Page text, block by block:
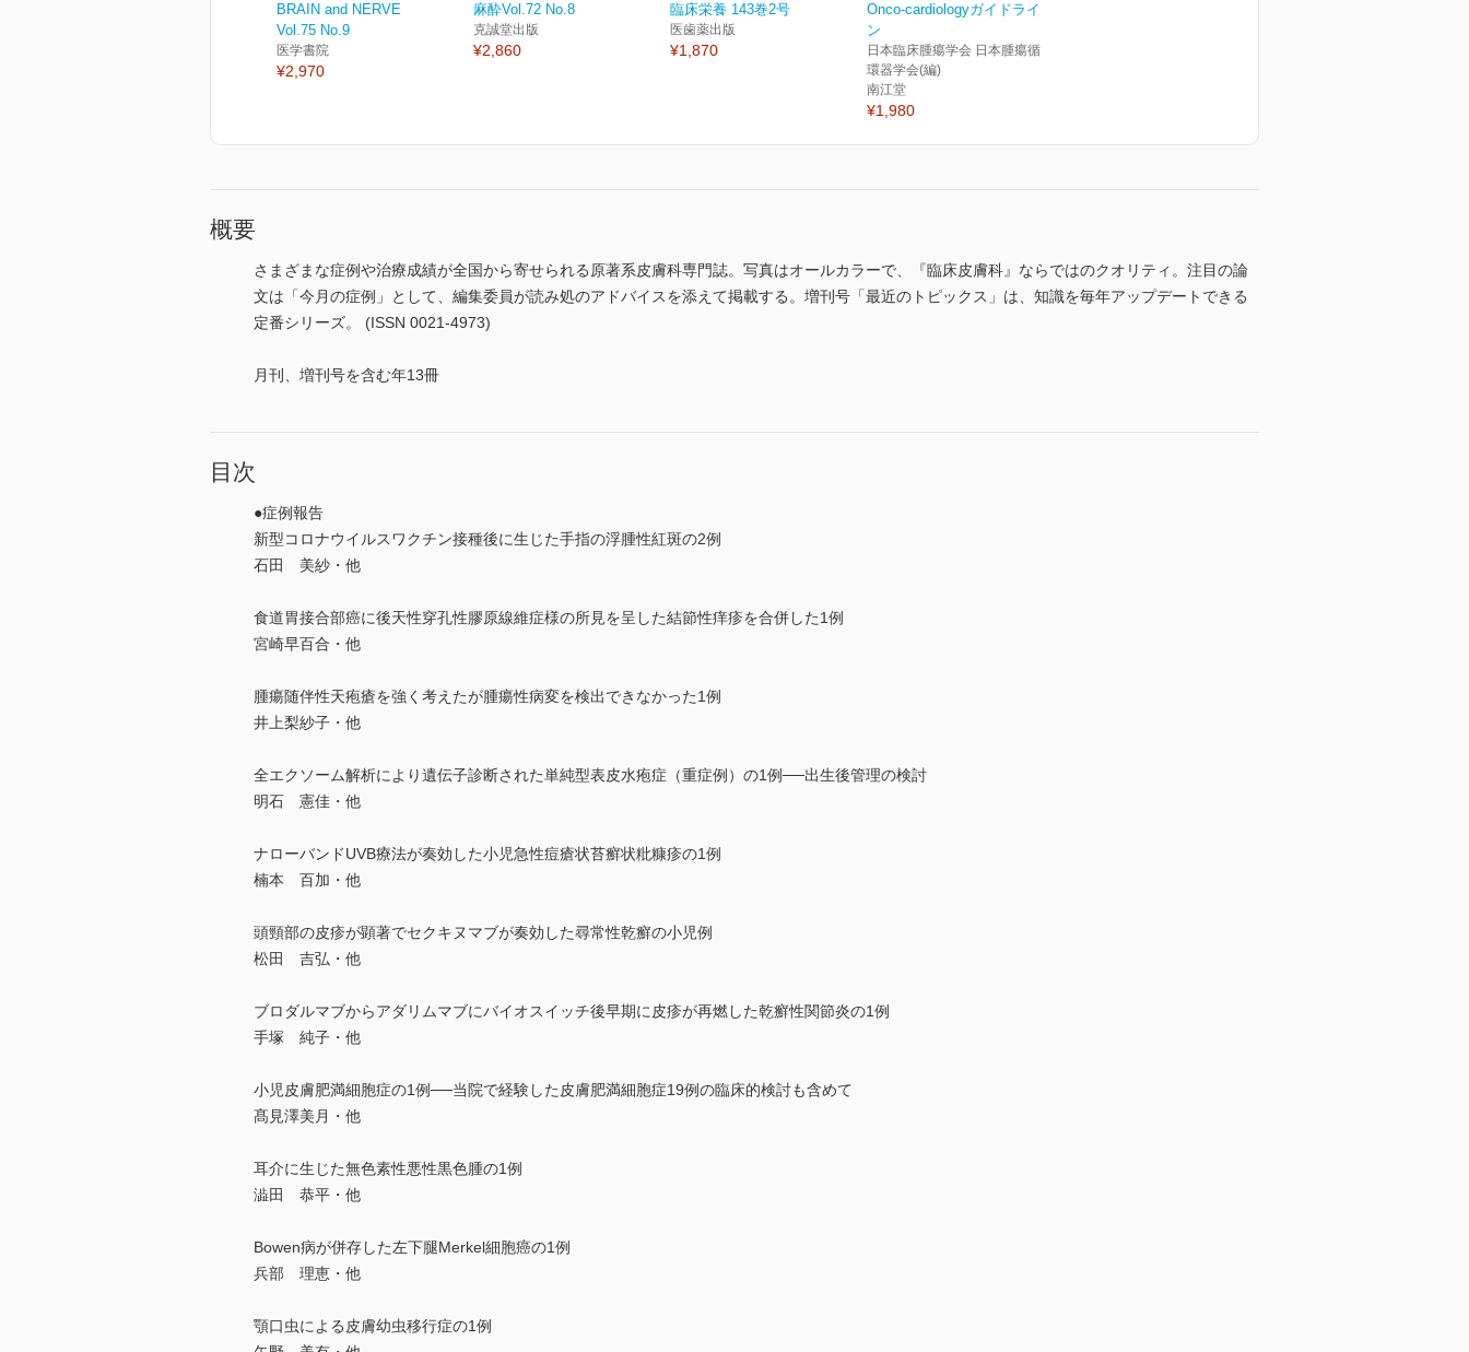
BRAIN and NERVE
Vol.75 No.9
医学書院
¥2,970
麻酔Vol.72 No.8
克誠堂出版
¥2,860
臨床栄養 143巻2号
医歯薬出版
¥1,870
Onco-cardiologyガイドライ
ン
日本臨床腫瘍学会 日本腫瘍循
環器学会(編)
南江堂
¥1,980
概要
さまざまな症例や治療成績が全国から寄せられる原著系皮膚科専門誌。写真はオールカラーで、『臨床皮膚科』ならではのクオリティ。注目の論
文は「今月の症例」として、編集委員が読み処のアドバイスを添えて掲載する。増刊号「最近のトピックス」は、知識を毎年アップデートできる
定番シリーズ。 (ISSN 0021-4973)
月刊、増刊号を含む年13冊
目次
●症例報告
新型コロナウイルスワクチン接種後に生じた手指の浮腫性紅斑の2例
石田 美紗・他
食道胃接合部癌に後天性穿孔性膠原線維症様の所見を呈した結節性痒疹を合併した1例
宮崎早百合・他
腫瘍随伴性天疱瘡を強く考えたが腫瘍性病変を検出できなかった1例
井上梨紗子・他
全エクソーム解析により遺伝子診断された単純型表皮水疱症（重症例）の1例──出生後管理の検討
明石 憲佳・他
ナローバンドUVB療法が奏効した小児急性痘瘡状苔癬状粃糠疹の1例
楠本 百加・他
頭頸部の皮疹が顕著でセクキヌマブが奏効した尋常性乾癬の小児例
松田 吉弘・他
ブロダルマブからアダリムマブにバイオスイッチ後早期に皮疹が再燃した乾癬性関節炎の1例
手塚 純子・他
小児皮膚肥満細胞症の1例──当院で経験した皮膚肥満細胞症19例の臨床的検討も含めて
髙見澤美月・他
耳介に生じた無色素性悪性黒色腫の1例
澁田 恭平・他
Bowen病が併存した左下腿Merkel細胞癌の1例
兵部 理恵・他
顎口虫による皮膚幼虫移行症の1例